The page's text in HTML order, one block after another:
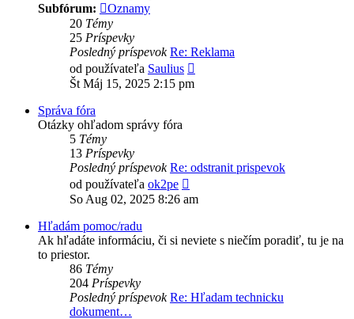
Subfórum:
Oznamy
20 Témy
25 Príspevky
Posledný príspevok Re: Reklama
od používateľa Saulius
Št Máj 15, 2025 2:15 pm
Správa fóra
Otázky ohľadom správy fóra
5 Témy
13 Príspevky
Posledný príspevok Re: odstranit prispevok
od používateľa ok2pe
posledný
So Aug 02, 2025 8:26 am
Hľadám pomoc/radu
Ak hľadáte informáciu, či si neviete s niečím poradiť, tu je na
to priestor.
86 Témy
204 Príspevky
Posledný príspevok Re: Hľadam technicku
dokument…